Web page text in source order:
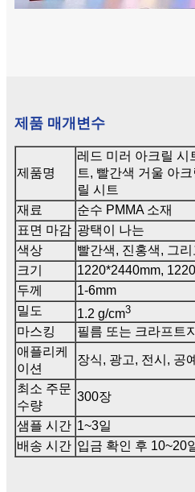
제품 매개변수
제품명
레드 미러 아크릴 시
트, 빨간색 거울 아
릴 시트
재료
순수 PMMA 소재
표면 마감 광택이 나는
색상
빨간색, 진홍색, 그
크기
1220*2440mm,
두께
1-6mm
밀도
1.2 g/cm3
마스킹
필름 또는 크라프트지
애플리케
이션
장식, 광고, 전시, 공
최소 주문
수량
300장
샘플 시간 1~3일
배송 시간 입금 확인 후 10~20